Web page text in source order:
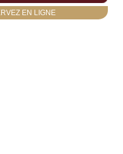
EN LIGNE